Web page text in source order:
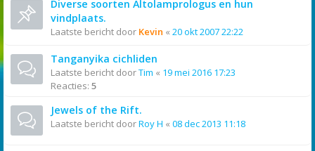
Diverse soorten Altolamprologus en hun
vindplaats.
Laatste bericht door Kevin « 20 okt 2007 22:22
Tanganyika cichliden
Laatste bericht doorTim « 19 mei 2016 17:23
Reacties: 5
Jewels of the Rift.
Laatste bericht doorRoy H « 08 dec 2013 11:18